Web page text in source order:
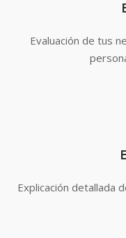
Evaluación de tus
Explicación detallada